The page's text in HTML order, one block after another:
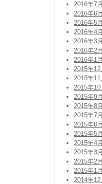
2016年7月
2016年6月
2016年5月
2016年4月
2016年3月
2016年2月
2016年1月
2015年12
2015年11
2015年10
2015年9月
2015年8月
2015年7月
2015年6月
2015年5月
2015年4月
2015年3月
2015年2月
2015年1月
2014年12